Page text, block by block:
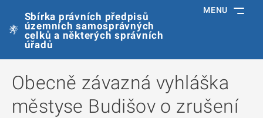
Sbírka právních předpisů
územních samosprávných
celků a některých správních
úřadů
MENU
Obecně závazná vyhláška
městyse Budišov o zrušení